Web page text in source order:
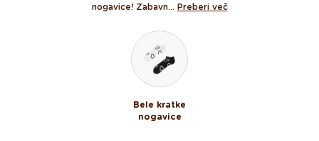
nogavice! Zabavn... Preberi več
Bele kratke
nogavice